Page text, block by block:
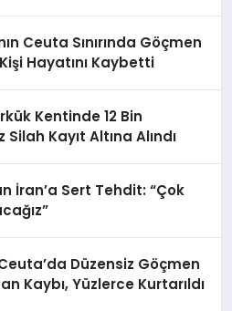
Ceuta Sınırında Göçmen
Hayatını Kaybetti
Kentinde 12 Bin
Silah Kayıt Altına Alındı
İran’a Sert Tehdit: “Çok
Düzensiz Göçmen
Kaybı, Yüzlerce Kurtarıldı